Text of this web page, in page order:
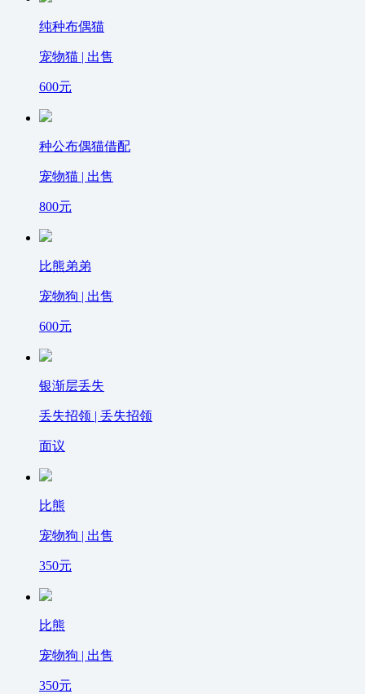
纯种布偶猫
宠物猫 | 出售
600元
种公布偶猫借配
宠物猫 | 出售
800元
比熊弟弟
宠物狗 | 出售
600元
银渐层丢失
丢失招领 | 丢失招领
面议
比熊
宠物狗 | 出售
350元
比熊
宠物狗 | 出售
350元